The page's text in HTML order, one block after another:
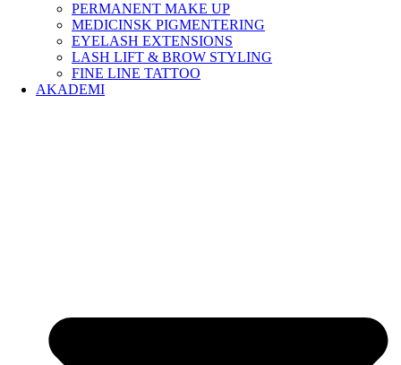
PERMANENT MAKE UP
MEDICINSK PIGMENTERING
EYELASH EXTENSIONS
LASH LIFT & BROW STYLING
FINE LINE TATTOO
AKADEMI